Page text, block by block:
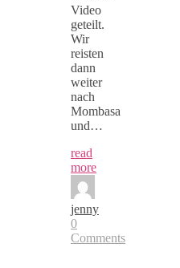
Video
geteilt.
Wir
reisten
dann
weiter
nach
Mombasa
und…
read
more
jenny
0
Comments